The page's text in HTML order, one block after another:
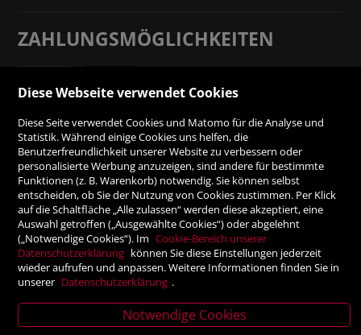
ZAHLUNGSMÖGLICHKEITEN
Rechnung
Vorauskasse
SICHER ONLINE SHOPPEN!
Diese Webseite verwendet Cookies
Diese Seite verwendet Cookies und Matomo für die Analyse und
Statistik. Während einige Cookies uns helfen, die
Benutzerfreundlichkeit unserer Website zu verbessern oder
personalisierte Werbung anzuzeigen, sind andere für bestimmte
Funktionen (z. B. Warenkorb) notwendig. Sie können selbst
entscheiden, ob Sie der Nutzung von Cookies zustimmen. Per Klick
auf die Schaltfläche „Alle zulassen“ werden diese akzeptiert, eine
Auswahl getroffen („Ausgewählte Cookies“) oder abgelehnt
(„Notwendige Cookies“). Im Cookie-Bereich unserer
Datenschutzerklärung können Sie diese Einstellungen jederzeit
wieder aufrufen und anpassen. Weitere Informationen finden Sie in
unserer Datenschutzerklärung .
Notwendige Cookies